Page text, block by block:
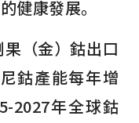
健康發展。
（金）鈷出口
鈷產能每年增
2027年全球鈷